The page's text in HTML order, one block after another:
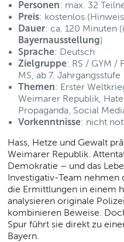
Personen: max. 32
Preis: kostenlos
Dauer: ca. 120 Minuten
Bayernausstellung)
Sprache: Deutsch
Zielgruppe: RS / GYM /
MS, ab 7. Jahrgangsstufe
Themen: Erster
Weimarer Republik,
Propaganda, Social
Vorkenntnisse: nicht
Hass, Hetze und Gewalt
Weimarer Republik.
Demokratie – und das
Investigativ-Team nehmen
die Ermittlungen in einem
analysieren originale
kombinieren Beweise.
Spur führt sie direkt zu
Bayern.